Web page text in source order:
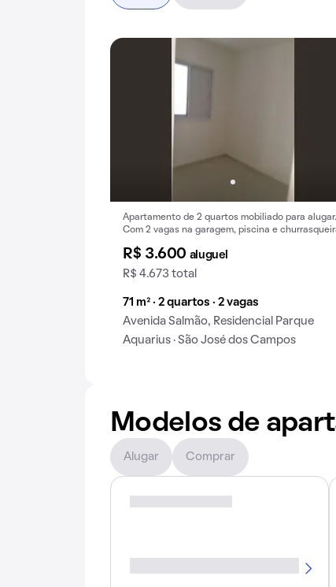
Apartamento de 2 quartos mobiliado para alugar.
Com 2 vagas na garagem, piscina e
R$ 3.600 aluguel
R$ 4.673 total
71 m² · 2 quartos · 2 vagas
Avenida Salmão, Residencial Parque
Aquarius · São José dos Campos
Modelos de
Alugar Comprar